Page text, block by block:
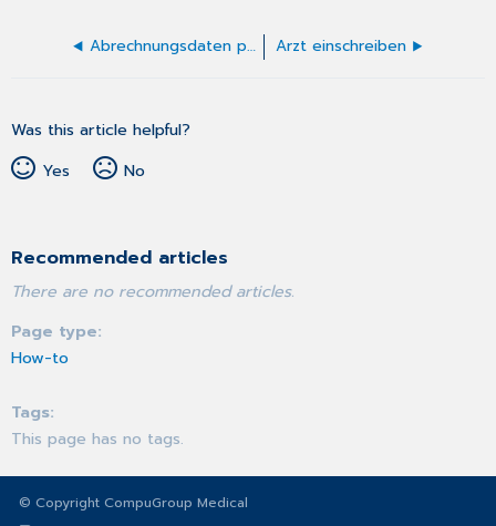
Abrechnungsdaten prüfen Arzt einschreiben
Was this article helpful?
Yes
No
Recommended articles
There are no recommended articles.
Page type
How-to
Tags
This page has no tags.
© Copyright CompuGroup Medical